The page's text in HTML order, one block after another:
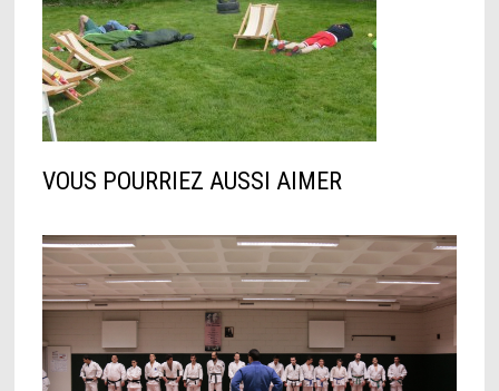
VOUS POURRIEZ AUSSI AIMER